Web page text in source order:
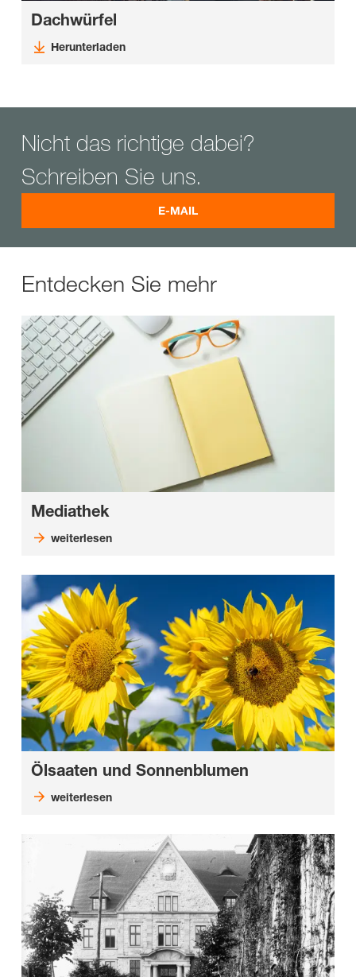
Dachwürfel
Herunterladen
Nicht das richtige dabei?
Schreiben Sie uns.
E-MAIL
Entdecken Sie mehr
Mediathek
weiterlesen
Ölsaaten und Sonnenblumen
weiterlesen